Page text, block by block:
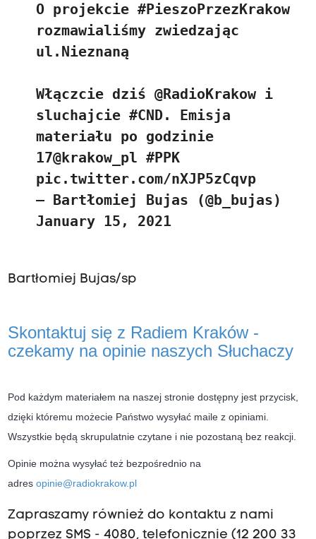
O projekcie #PieszoPrzezKrakow
rozmawialiśmy zwiedzając
ul.Nieznaną
Włączcie dziś @RadioKrakowi
sluchajcie #CND. Emisja
materiału po godzinie
17@krakow_pl #PPK
pic.twitter.com/nXJP5zCqvp
— Bartłomiej Bujas (@b_bujas)
January 15, 2021
Bartłomiej Bujas/sp
Skontaktuj się z Radiem Kraków -
czekamy na opinie naszych Słuchaczy
Pod każdym materiałem na naszej stronie dostępny jest przycisk,
dzięki któremu możecie Państwo wysyłać maile z opiniami.
Wszystkie będą skrupulatnie czytane i nie pozostaną bez reakcji.
Opinie można wysyłać też bezpośrednio na
adres opinie@radiokrakow.pl
Zapraszamy również do kontaktu z nami
poprzez SMS - 4080, telefonicznie (12 200 33